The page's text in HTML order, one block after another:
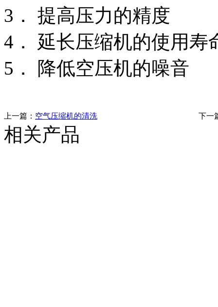
3． 提高压力的精度
4． 延长压缩机的使用寿
5． 降低空压机的噪音
上一篇： 空气压缩机的清洗 下一
相关产品